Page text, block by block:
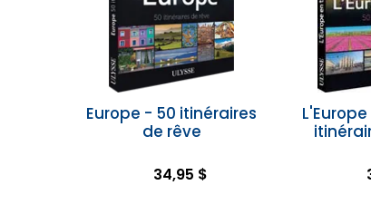
Europe - 50 itinéraires
de rêve
34,95 $